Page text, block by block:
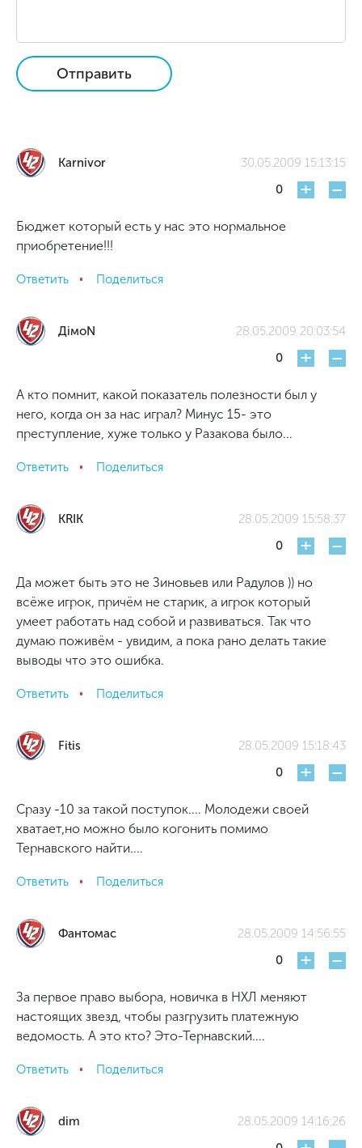
Отправить
Karnivor
30.05.2009 15:13:15
0
+ -
Бюджет который есть у нас это нормальное
приобретение!!!
Ответить Поделиться
ДiмоN
28.05.2009 20:03:54
0
+ -
А кто помнит, какой показатель полезности был у
него, когда он за нас играл? Минус 15- это
преступление, хуже только у Разакова было...
Ответить Поделиться
KRIK
28.05.2009 15:58:37
0
+ -
Да может быть это не Зиновьев или Радулов )) но
всёже игрок, причём не старик, а игрок который
умеет работать над собой и развиваться. Так что
думаю поживём - увидим, а пока рано делать такие
выводы что это ошибка.
Ответить Поделиться
Fitis
28.05.2009 15:18:43
0
+ -
Сразу -10 за такой поступок.... Молодежи своей
хватает,но можно было когонить помимо
Тернавского найти....
Ответить Поделиться
Фантомас
28.05.2009 14:56:55
0
+ -
За первое право выбора, новичка в НХЛ меняют
настоящих звезд, чтобы разгрузить платежную
ведомость. А это кто? Это-Тернавский....
Ответить Поделиться
dim
28.05.2009 14:16:26